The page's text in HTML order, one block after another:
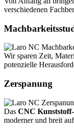
verschiedenen
Wir sparen Zeit,
potenzielle
Zerspanung
Das CNC
moderner und breit